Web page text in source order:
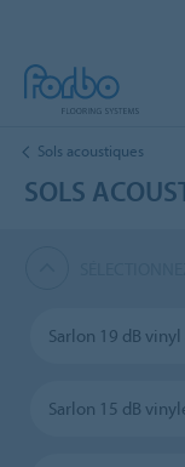
Sols acoustiques
SOLS
Sarlon 19 dB
Sarlon 15 dB